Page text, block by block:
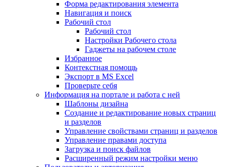
Форма редактирования элемента
Навигация и поиск
Рабочий стол
Рабочий стол
Настройки Рабочего стола
Гаджеты на рабочем столе
Избранное
Контекстная помощь
Экспорт в MS Excel
Проверьте себя
Информация на портале и работа с ней
Шаблоны дизайна
Создание и редактирование новых страниц
и разделов
Управление свойствами страниц и разделов
Управление правами доступа
Загрузка и поиск файлов
Расширенный режим настройки меню